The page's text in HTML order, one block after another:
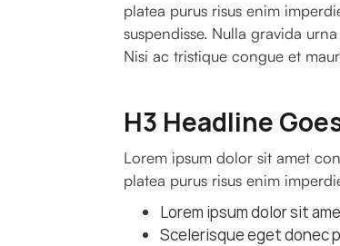
platea purus risus enim
suspendisse. Nulla gravida
Nisi ac tristique congue et
H3 Headline
Lorem ipsum dolor sit amet
platea purus risus enim
Lorem ipsum dolor sit
Scelerisque eget donec